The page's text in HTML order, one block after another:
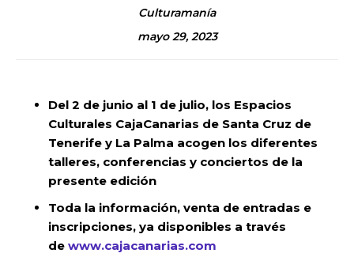
Culturamanía
mayo 29, 2023
Del 2 de junio al 1 de julio, los Espacios
Culturales CajaCanarias de Santa Cruz de
Tenerife y La Palma acogen los diferentes
talleres, conferencias y conciertos de la
presente edición
Toda la información, venta de entradas e
inscripciones, ya disponibles a través
de www.cajacanarias.com